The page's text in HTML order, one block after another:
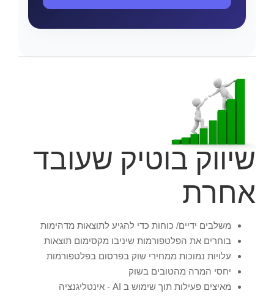
שיווק בוטיק שעובד
אחרת
משלבים ידיים/ כוחות כדי להגיע לתוצאות מדהימות
בוחרים את הפלטפורמות שיניבו מקסימום תוצאות
עלויות נמוכות ממחירי שוק בפרסום בפלטפורמות
יחסי המרה מהטובים בשוק
מאיצים פעילות תוך שימוש ב AI - אינטליגנציה